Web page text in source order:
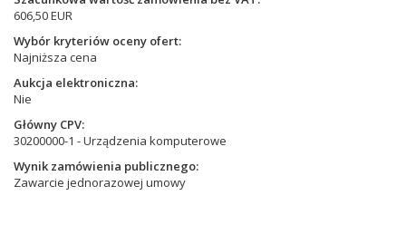
606,50 EUR
Wybór kryteriów oceny ofert
Najniższa cena
Aukcja elektroniczna
Nie
Główny CPV
30200000-1 - Urządzenia komputerowe
Wynik zamówienia publicznego
Zawarcie jednorazowej umowy